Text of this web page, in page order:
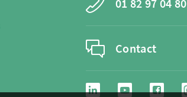
01 82 97 04 80
Contact